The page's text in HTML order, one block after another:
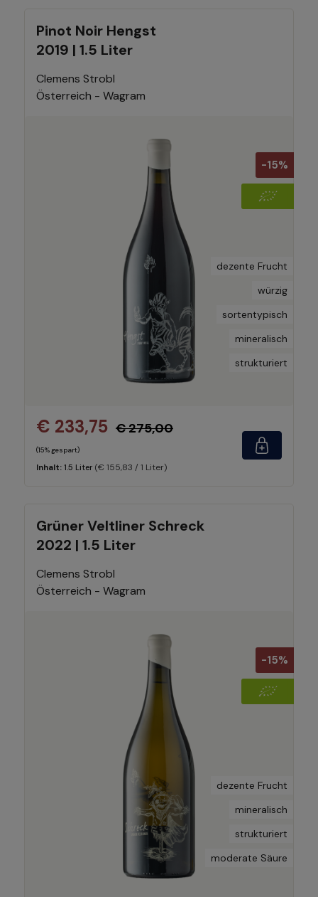
Pinot Noir Hengst
2019 | 1.5 Liter
Clemens Strobl
Österreich - Wagram
-15%
dezente Frucht
würzig
sortentypisch
mineralisch
strukturiert
€ 233,75 € 275,00
(15% gespart)
Inhalt: 1.5 Liter (€ 155,83 / 1 Liter)
Grüner Veltliner Schreck
2022 | 1.5 Liter
Clemens Strobl
Österreich - Wagram
-15%
dezente Frucht
mineralisch
strukturiert
moderate Säure